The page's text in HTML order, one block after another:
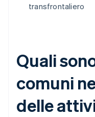
transfrontaliero
Quali
comuni
delle